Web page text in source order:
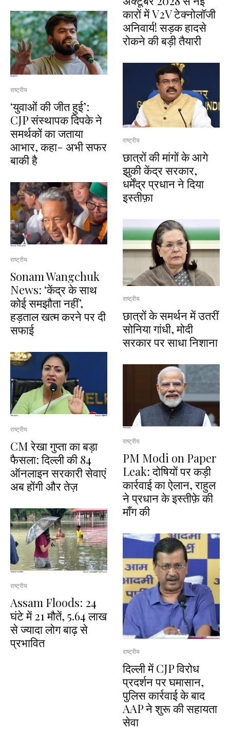
राष्ट्रीय
‘युवाओं की जीत हुई’:
CJP संस्थापक दिपके ने
समर्थकों का जताया
आभार, कहा- अभी सफर
बाकी है
राष्ट्रीय
Sonam Wangchuk
News: ‘केंद्र के साथ
कोई समझौता नहीं’,
हड़ताल खत्म करने पर दी
सफाई
राष्ट्रीय
CM रेखा गुप्ता का बड़ा
फैसला: दिल्ली की 84
ऑनलाइन सरकारी सेवाएं
अब होंगी और तेज़
राष्ट्रीय
Assam Floods: 24
घंटे में 21 मौतें, 5.64 लाख
से ज्यादा लोग बाढ़ से
प्रभावित
कारों में V2V टेक्नोलॉजी
अनिवार्य! सड़क हादसे
रोकने की बड़ी तैयारी
राष्ट्रीय
छात्रों की मांगों के आगे
झुकी केंद्र सरकार,
धर्मेंद्र प्रधान ने दिया
इस्तीफ़ा
राष्ट्रीय
छात्रों के समर्थन में उतरीं
सोनिया गांधी, मोदी
सरकार पर साधा निशाना
राष्ट्रीय
PM Modi on Paper
Leak: दोषियों पर कड़ी
कार्रवाई का ऐलान, राहुल
ने प्रधान के इस्तीफ़े की
माँग की
राष्ट्रीय
दिल्ली में CJP विरोध
प्रदर्शन पर घमासान,
पुलिस कार्रवाई के बाद
AAP ने शुरू की सहायता
सेवा